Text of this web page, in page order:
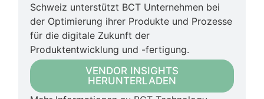
Schweiz unterstützt BCT Unternehmen bei
der Optimierung ihrer Produkte und Prozesse
für die digitale Zukunft der
Produktentwicklung und -fertigung.
VENDOR INSIGHTS
HERUNTERLADEN